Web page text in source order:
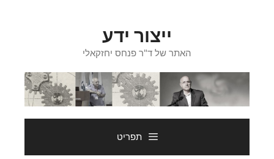
ייצור ידע
האתר של ד"ר פנחס יחזקאלי
תפריט